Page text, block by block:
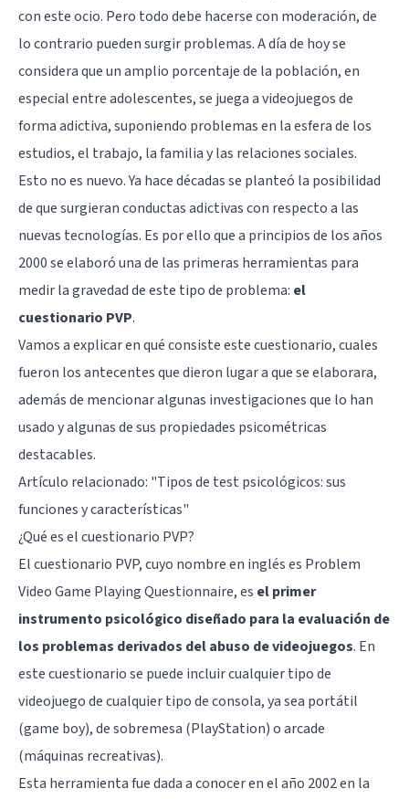
con este ocio. Pero todo debe hacerse con moderación, de
lo contrario pueden surgir problemas. A día de hoy se
considera que un amplio porcentaje de la población, en
especial entre adolescentes, se juega a videojuegos de
forma adictiva, suponiendo problemas en la esfera de los
estudios, el trabajo, la familia y las relaciones sociales.
Esto no es nuevo. Ya hace décadas se planteó la posibilidad
de que surgieran conductas adictivas con respecto a las
nuevas tecnologías. Es por ello que a principios de los años
2000 se elaboró una de las primeras herramientas para
medir la gravedad de este tipo de problema: el
cuestionario PVP.
Vamos a explicar en qué consiste este cuestionario, cuales
fueron los antecentes que dieron lugar a que se elaborara,
además de mencionar algunas investigaciones que lo han
usado y algunas de sus propiedades psicométricas
destacables.
Artículo relacionado: "Tipos de test psicológicos: sus
funciones y características"
¿Qué es el cuestionario PVP?
El cuestionario PVP, cuyo nombre en inglés es Problem
Video Game Playing Questionnaire, es el primer
instrumento psicológico diseñado para la evaluación de
los problemas derivados del abuso de videojuegos. En
este cuestionario se puede incluir cualquier tipo de
videojuego de cualquier tipo de consola, ya sea portátil
(game boy), de sobremesa (PlayStation) o arcade
(máquinas recreativas).
Esta herramienta fue dada a conocer en el año 2002 en la